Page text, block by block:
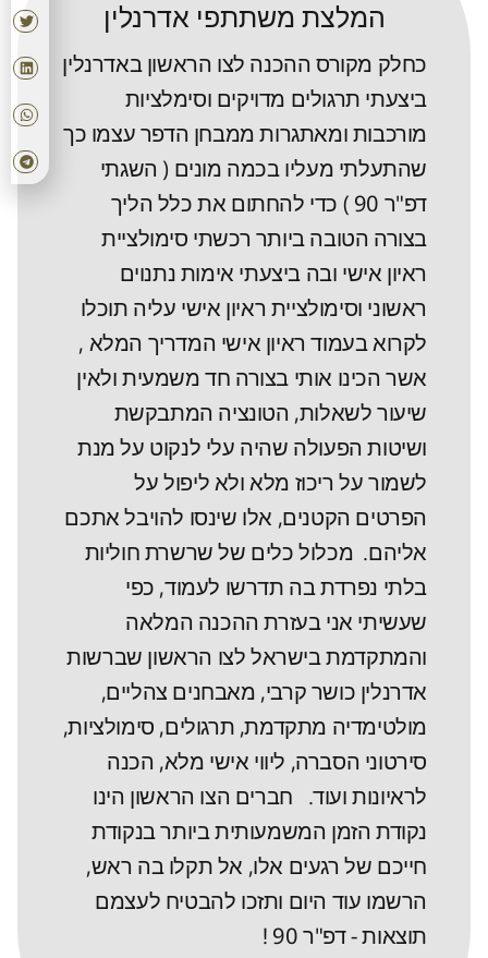
המלצת משתתפי אדרנלין
כחלק מקורס ההכנה לצו הראשון באדרנלין
ביצעתי תרגולים מדויקים וסימלציות
מורכבות ומאתגרות ממבחן הדפר עצמו כך
שהתעלתי מעליו בכמה מונים ( השגתי
דפ"ר 90 ) כדי להחתום את כלל הליך
בצורה הטובה ביותר רכשתי סימולציית
ראיון אישי ובה ביצעתי אימות נתנוים
ראשוני וסימולציית ראיון אישי עליה תוכלו
לקרוא בעמוד ראיון אישי המדריך המלא ,
אשר הכינו אותי בצורה חד משמעית ולאין
שיעור לשאלות, הטונציה המתבקשת
ושיטות הפעולה שהיה עלי לנקוט על מנת
לשמור על ריכוז מלא ולא ליפול על
הפרטים הקטנים, אלו שינסו להויבל אתכם
אליהם. מכלול כלים של שרשרת חוליות
בלתי נפרדת בה תדרשו לעמוד, כפי
שעשיתי אני בעזרת ההכנה המלאה
והמתקדמת בישראל לצו הראשון שברשות
אדרנלין כושר קרבי, מאבחנים צהליים,
מולטימדיה מתקדמת, תרגולים, סימולציות,
סירטוני הסברה, ליווי אישי מלא, הכנה
לראיונות ועוד. חברים הצו הראשון הינו
נקודת הזמן המשמעותית ביותר בנקודת
חייכם של רגעים אלו, אל תקלו בה ראש,
הרשמו עוד היום ותזכו להבטיח לעצמם
תוצאות - דפ"ר 90 !